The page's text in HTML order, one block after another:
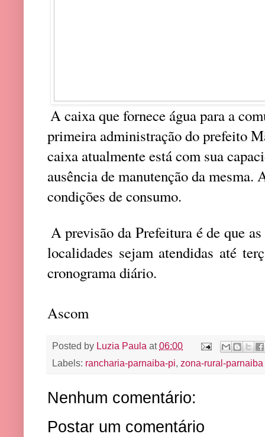
A caixa que fornece água para a
primeira administração do prefeito
caixa atualmente está com sua
ausência de manutenção da mesma.
condições de consumo.
A previsão da Prefeitura é de que
localidades sejam atendidas até
cronograma diário.
Ascom
Posted by Luzia Paula at06:00
Labels: rancharia-parnaiba-pi, zona-rural-parnaiba
Nenhum comentário:
Postar um comentário